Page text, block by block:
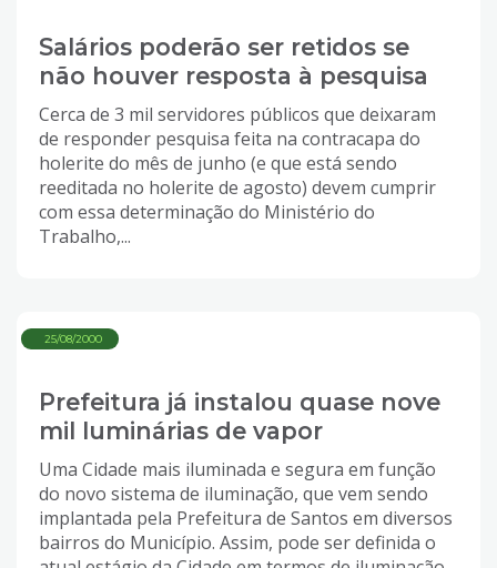
Salários poderão ser retidos se
não houver resposta à pesquisa
Cerca de 3 mil servidores públicos que deixaram
de responder pesquisa feita na contracapa do
holerite do mês de junho (e que está sendo
reeditada no holerite de agosto) devem cumprir
com essa determinação do Ministério do
Trabalho,...
25/08/2000
Prefeitura já instalou quase nove
mil luminárias de vapor
Uma Cidade mais iluminada e segura em função
do novo sistema de iluminação, que vem sendo
implantada pela Prefeitura de Santos em diversos
bairros do Município. Assim, pode ser definida o